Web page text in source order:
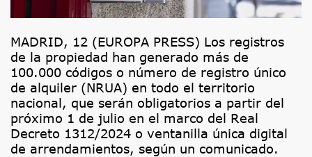
MADRID, 12 (EUROPA PRESS) Los registros
de la propiedad han generado más de
100.000 códigos o número de registro único
de alquiler (NRUA) en todo el territorio
nacional, que serán obligatorios a partir del
próximo 1 de julio en el marco del Real
Decreto 1312/2024 o ventanilla única digital
de arrendamientos, según un comunicado.